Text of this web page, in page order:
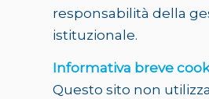
responsabilità della
istituzionale.
Informativa breve
Questo sito non